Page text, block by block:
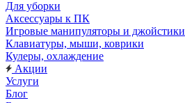
Для уборки
Аксессуары к ПК
Игровые манипуляторы и джойстики
Клавиатуры, мыши, коврики
Кулеры, охлаждение
Акции
Услуги
Блог